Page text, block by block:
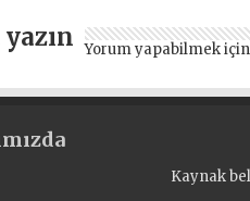
Yorum yapabilmek için
Kaynak